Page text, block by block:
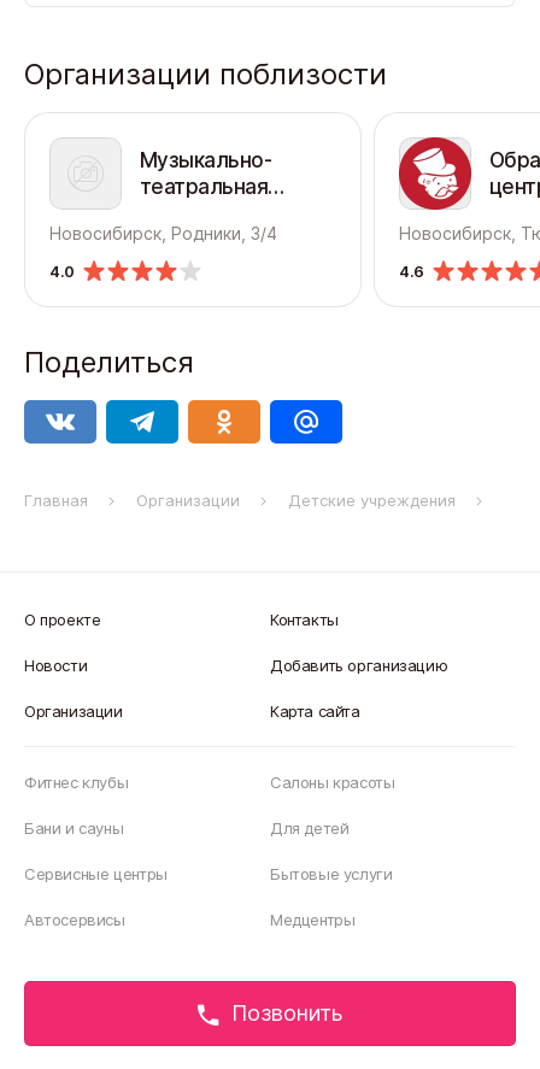
Организации поблизости
Музыкально-
театральная
Талант
Новосибирск, Родники, 3/4
4.0
Новосибирск,
4.6
Поделиться
Главная Организации Детские учреждения
Позвонить
О проекте
Новости
Организации
Контакты
Добавить организацию
Карта сайта
Фитнес клубы
Бани и сауны
Сервисные центры
Автосервисы
Салоны красоты
Для детей
Бытовые услуги
Медцентры
© 2026 Innsk.ru.
Правила использования информационных материалов